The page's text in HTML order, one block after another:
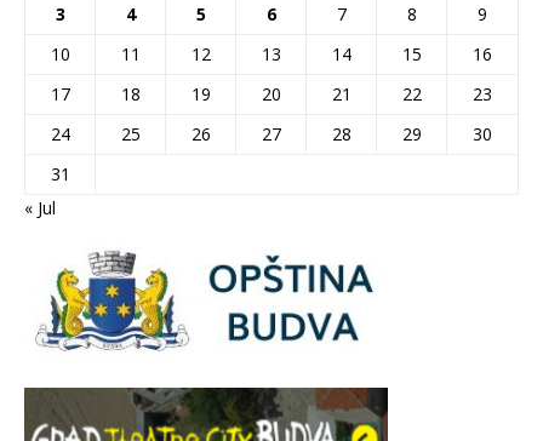
3
4 5 6 7 8
9
10
11 12 13 14 15
16
17
18 19 20 21 22
23
24
25 26 27 28 29
30
31
« Jul